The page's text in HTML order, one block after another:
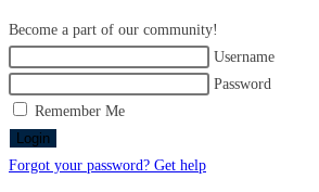
Become a part of our community!
Username
Password
Remember Me
Login
Forgot your password? Get help